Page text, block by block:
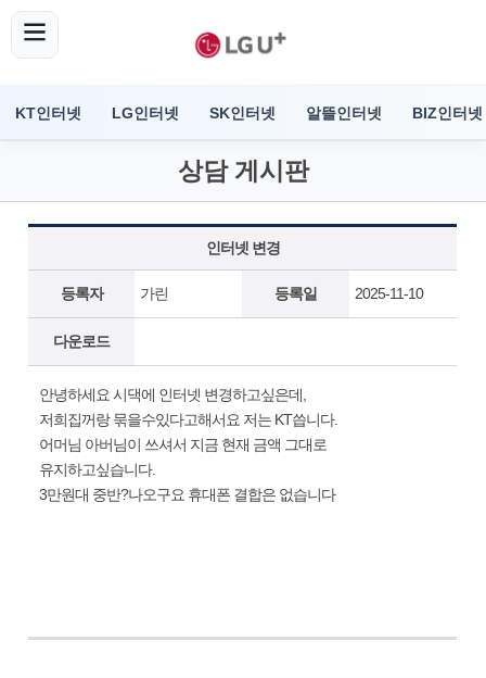
KT인터넷 LG인터넷 SK인터넷 알뜰인터넷 BIZ인터넷
상담 게시판
인터넷 변경
등록자 가린 등록일 2025-11-10
다운로드
안녕하세요 시댁에 인터넷 변경하고싶은데,
저희집꺼랑 묶을수있다고해서요 저는 KT씁니다.
어머님 아버님이 쓰셔서 지금 현재 금액 그대로
유지하고싶습니다.
3만원대 중반?나오구요 휴대폰 결합은 없습니다